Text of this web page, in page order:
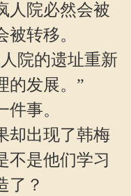
人院必然会被
转移。
院的遗址重新
的发展。”
事。
却出现了韩梅
不是他们学习
了？